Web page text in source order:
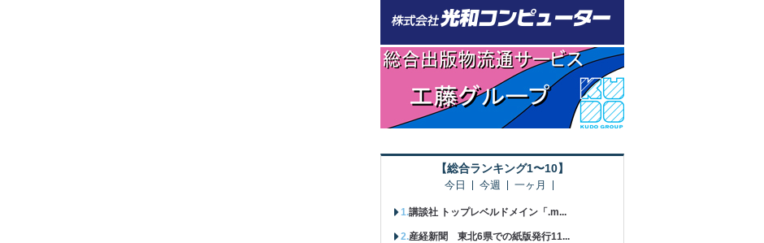
【総合ランキング1〜10】
今日 今週 一ヶ月
講談社 トップレベルドメイン「.m...
産経新聞 東北6県での紙版発行11...